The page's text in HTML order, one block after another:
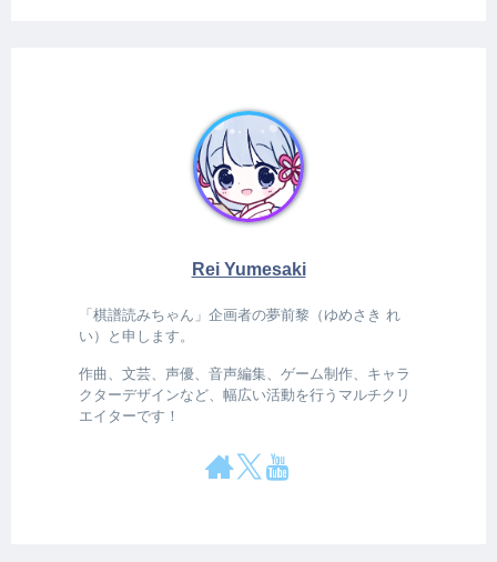
Rei Yumesaki
「棋譜読みちゃん」企画者の夢前黎（ゆめさき れ
い）と申します。
作曲、文芸、声優、音声編集、ゲーム制作、キャラ
クターデザインなど、幅広い活動を行うマルチクリ
エイターです！